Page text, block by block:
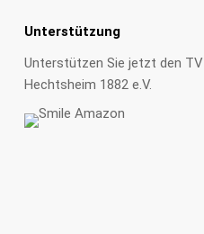
Unterstützung
Unterstützen Sie jetzt den TV
Hechtsheim 1882 e.V.